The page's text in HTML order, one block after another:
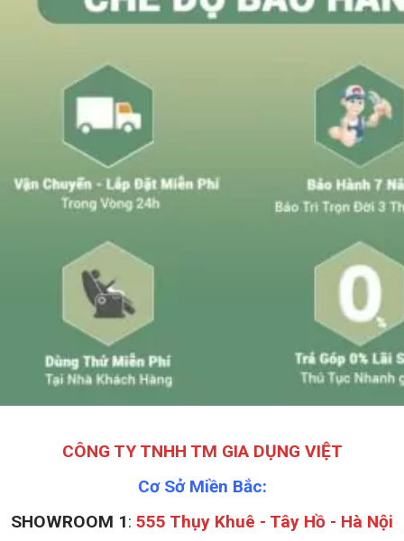
CÔNG TY TNHH TM GIA DỤNG VIỆT
Cơ Sở Miền Bắc:
SHOWROOM 1: 555 Thụy Khuê - Tây Hồ - Hà Nội